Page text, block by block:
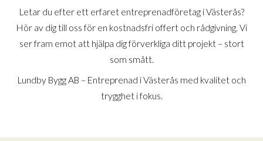
Letar du efter ett erfaret entreprenadföretag i Västerås?
Hör av dig till oss för en kostnadsfri offert och rådgivning. Vi
ser fram emot att hjälpa dig förverkliga ditt projekt – stort
som smått.
Lundby Bygg AB – Entreprenad i Västerås med kvalitet och
trygghet i fokus.